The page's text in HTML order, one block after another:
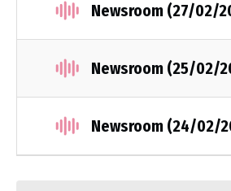
Newsroom (27/02/
Newsroom (25/02/
Newsroom (24/02/